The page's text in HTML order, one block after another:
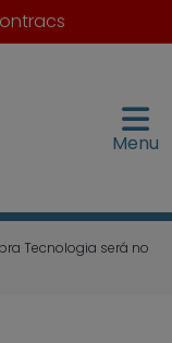
Menu
Tecnologia será no